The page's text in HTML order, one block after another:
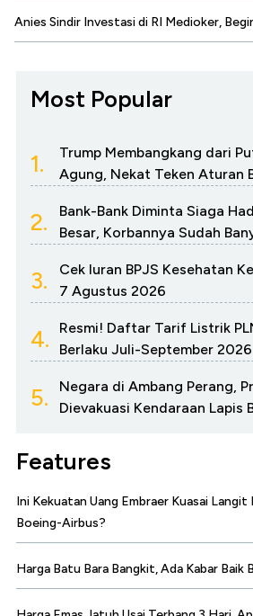
Anies Sindir Investasi di RI Medioker,
Most Popular
1.
Trump Membangkang dari
Agung, Nekat Teken Aturan
2.
Bank-Bank Diminta Siaga
Besar, Korbannya Sudah
3.
Cek Iuran BPJS Kesehatan
7 Agustus 2026
4.
Resmi! Daftar Tarif Listrik
Berlaku Juli-September 2026
5.
Negara di Ambang Perang,
Dievakuasi Kendaraan Lapis
Features
Ini Kekuatan Uang Embraer Kuasai Langit
Boeing-Airbus?
Harga Batu Bara Bangkit, Ada Kabar Baik